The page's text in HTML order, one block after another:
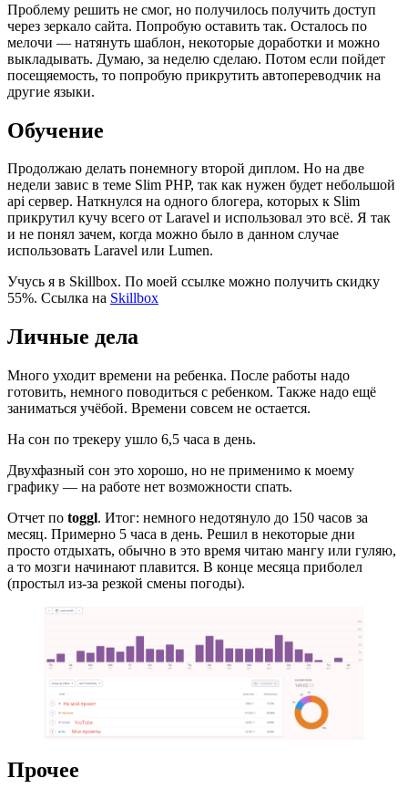
Проблему решить не смог, но получилось получить доступ
через зеркало сайта. Попробую оставить так. Осталось по
мелочи — натянуть шаблон, некоторые доработки и можно
выкладывать. Думаю, за неделю сделаю. Потом если пойдет
посещяемость, то попробую прикрутить автопереводчик на
другие языки.
Обучение
Продолжаю делать понемногу второй диплом. Но на две
недели завис в теме Slim PHP, так как нужен будет небольшой
api сервер. Наткнулся на одного блогера, которых к Slim
прикрутил кучу всего от Laravel и использовал это всё. Я так
и не понял зачем, когда можно было в данном случае
использовать Laravel или Lumen.
Учусь я в Skillbox. По моей ссылке можно получить скидку
55%. Ссылка на Skillbox
Личные дела
Много уходит времени на ребенка. После работы надо
готовить, немного поводиться с ребенком. Также надо ещё
заниматься учёбой. Времени совсем не остается.
На сон по трекеру ушло 6,5 часа в день.
Двухфазный сон это хорошо, но не применимо к моему
графику — на работе нет возможности спать.
Отчет по toggl. Итог: немного недотянуло до 150 часов за
месяц. Примерно 5 часа в день. Решил в некоторые дни
просто отдыхать, обычно в это время читаю мангу или гуляю,
а то мозги начинают плавится. В конце месяца приболел
(простыл из-за резкой смены погоды).
Прочее